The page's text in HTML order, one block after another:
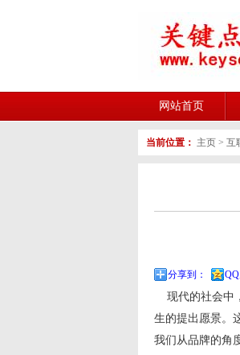
网站首页
当前位置： 主页 > 互
分享到：
现代的社会中
生的提出愿景。
我们从品牌的角